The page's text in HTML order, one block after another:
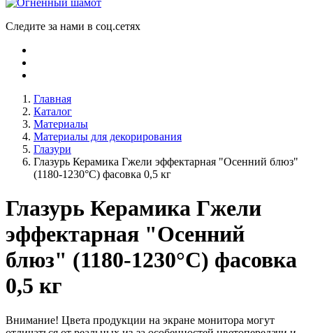
Следите за нами в соц.сетях
Главная
Каталог
Материалы
Материалы для декорирования
Глазури
Глазурь Керамика Гжели эффектарная "Осенний блюз"
(1180-1230°С) фасовка 0,5 кг
Глазурь Керамика Гжели
эффектарная "Осенний
блюз" (1180-1230°С) фасовка
0,5 кг
Внимание! Цвета продукции на экране монитора могут